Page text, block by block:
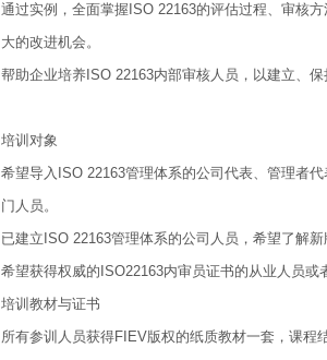
通过实例，全面掌握ISO 22163的评估过程、审核
大的改进机会。
帮助企业培养ISO 22163内部审核人员，以建立、
培训对象
希望导入ISO 22163管理体系的公司代表、管理者
门人员。
已建立ISO 22163管理体系的公司人员，希望了解
希望获得权威的ISO22163内审员证书的从业人员或
培训教材与证书
所有参训人员获得FIEV版权的纸质教材一套，课程